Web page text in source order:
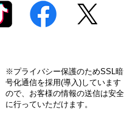
※プライバシー保護のためSSL暗
号化通信を採用(導入)しています
ので、お客様の情報の送信は安全
に行っていただけます。